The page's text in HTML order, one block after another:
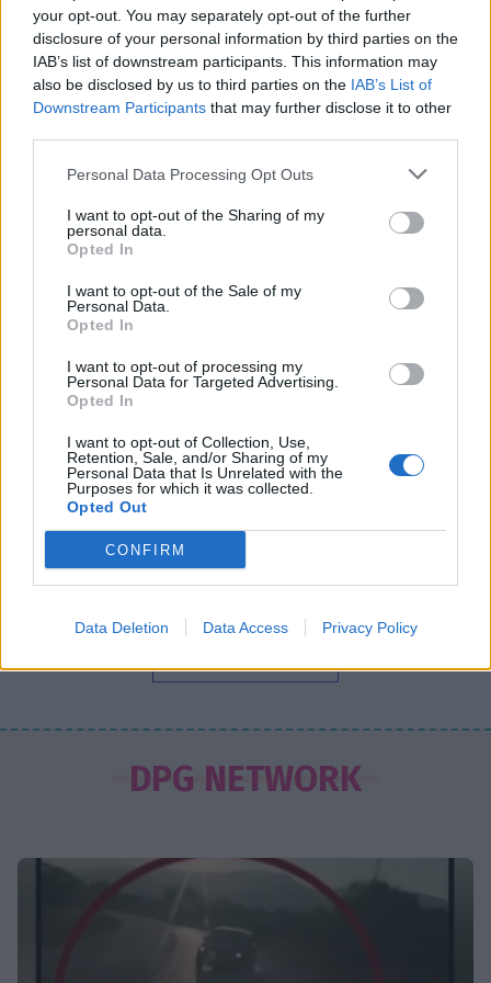
your opt-out. You may separately opt-out of the further
disclosure of your personal information by third parties on the
IAB’s list of downstream participants. This information may
also be disclosed by us to third parties on the IAB’s List of
Downstream Participants that may further disclose it to other
Personal Data Processing Opt Outs
I want to opt-out of the Sharing of my
personal data.
Opted In
I want to opt-out of the Sale of my
Personal Data.
Opted In
I want to opt-out of processing my
Personal Data for Targeted Advertising.
Opted In
I want to opt-out of Collection, Use,
Retention, Sale, and/or Sharing of my
Personal Data that Is Unrelated with the
Purposes for which it was collected.
Opted Out
CONFIRM
Data Deletion Data Access Privacy Policy
ΡΟΗ ΕΙΔΗΣΕΩΝ
SHOWBIZ
Κωνσταντίνα Μπεκιάρη: Το
θυμούνται
SHOWBIZ
Παπαμιχαήλ – Το αφιέρωμα της
Finos Film στον αξέχαστο ηθοποιό
«Ένα διαφορετικό καλοκαίρι»,
γράφει ο Σάκης Κατσούλης-Η
απίθανη φωτογραφία του γιου του
στην παραλία
βερμούδα – Η βόλτα στο κέντρο της
ξεχώρισε
Φαίη Σκορδά: Στη Νάξο και δεν πάει
ο νους σου ποιο παραδοσιακό
Ελένη Μενεγάκη: Η viral εμφάνιση
στο Φισκάρδο, το γεύμα με τον
DPG NETWORK